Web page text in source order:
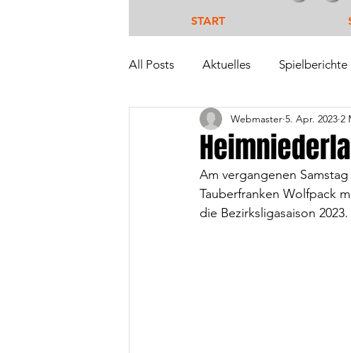
START
All Posts Aktuelles Spielberichte
Webmaster 5. Apr. 2023 2
Am vergangenen
Tauberfranken Wolfpack
die Bezirksligasaison 2023.